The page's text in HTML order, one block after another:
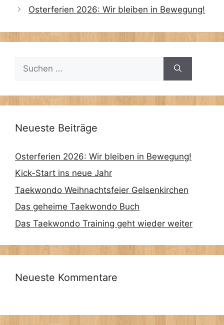
Osterferien 2026: Wir bleiben in Bewegung!
nach:
Neueste Beiträge
Osterferien 2026: Wir bleiben in Bewegung!
Kick-Start ins neue Jahr
Taekwondo Weihnachtsfeier Gelsenkirchen
Das geheime Taekwondo Buch
Das Taekwondo Training geht wieder weiter
Neueste Kommentare